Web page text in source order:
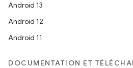
Android 13
Android 12
Android 11
DOCUMENTATION ET